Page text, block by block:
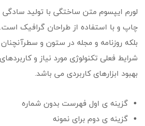
لورم ایپسوم متن ساختگی با تولید
چاپ و با استفاده از طراحان گرافیک
بلکه روزنامه و مجله در ستون و
شرایط فعلی تکنولوژی مورد نیاز و
بهبود ابزارهای کاربردی می باشد.
گزینه ی اول فهرست بدون شماره
گزینه ی دوم برای نمونه